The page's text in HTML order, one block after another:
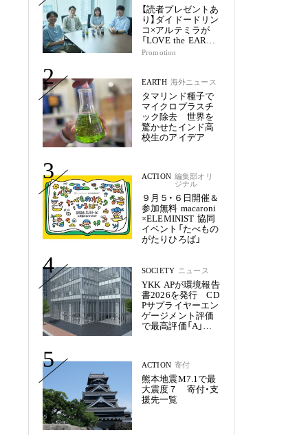
【読者プレゼントあ
り】ダイドードリン
コ×アルテミラが
「LOVE the EARTH
シリーズ」で目指す
Promotion
2 EARTH 海外ニュース
タマリンド種子で
マイクロプラスチ
ック除去 世界を
驚かせたインド高
校生のアイデア
3 ACTION 編集部オリ
ジナル
９月５・６日開催＆
参加無料 macaroni
×ELEMINIST 協同
イベント「たべもの
がたりひろば」
4 SOCIETY ニュース
YKK APが環境報告
書2026を発行 CD
Pサプライヤーエン
ゲージメント評価
で最高評価「A」を
5 ACTION 寄付
熊本地震M7.1で最
大震度７ 寄付・支
援先一覧